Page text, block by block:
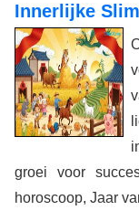
Innerlijke
groei voor
horoscoop, Jaar